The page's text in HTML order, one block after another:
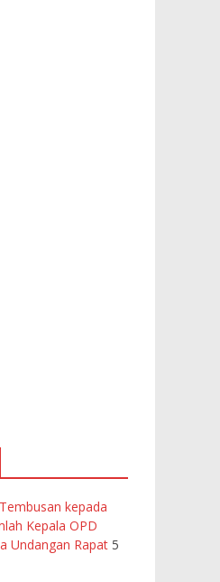
kepada
Kepala OPD
Undangan Rapat 5